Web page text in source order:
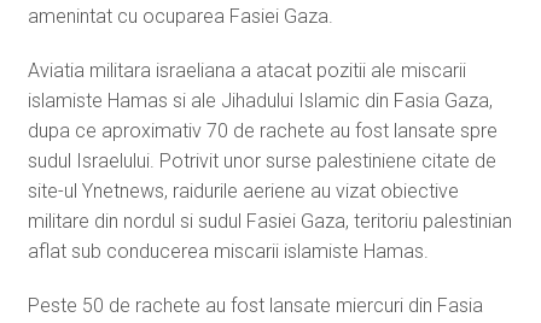
amenintat cu ocuparea Fasiei Gaza.
Aviatia militara israeliana a atacat pozitii ale miscarii
islamiste Hamas si ale Jihadului Islamic din Fasia Gaza,
dupa ce aproximativ 70 de rachete au fost lansate spre
sudul Israelului. Potrivit unor surse palestiniene citate de
site-ul Ynetnews, raidurile aeriene au vizat obiective
militare din nordul si sudul Fasiei Gaza, teritoriu palestinian
aflat sub conducerea miscarii islamiste Hamas.
Peste 50 de rachete au fost lansate miercuri din Fasia